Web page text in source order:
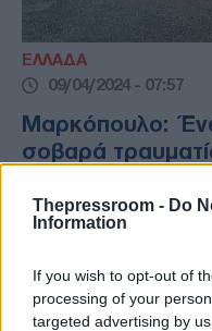
Thepressroom - Do
Information
If you wish to opt-out of
processing of your
targeted advertising by
ΕΛΛΑΔΑ
09/04/2024 - 07:57
Μαρκόπουλο:
σοβαρά
Ένας νεκρός και
δυστυχήματος
πριν από τα
Αττικής.